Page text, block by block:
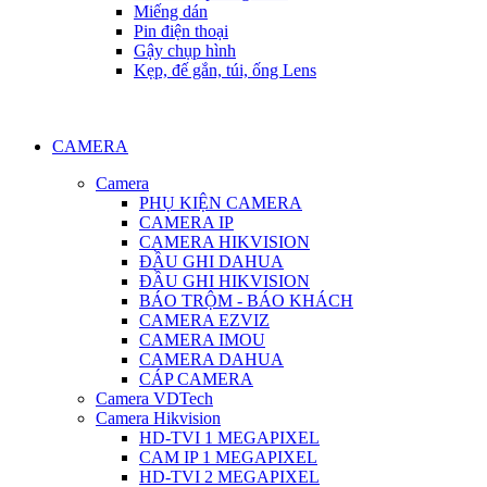
Miếng dán
Pin điện thoại
Gậy chụp hình
Kẹp, đế gắn, túi, ống Lens
CAMERA
Camera
PHỤ KIỆN CAMERA
CAMERA IP
CAMERA HIKVISION
ĐẦU GHI DAHUA
ĐẦU GHI HIKVISION
BÁO TRỘM - BÁO KHÁCH
CAMERA EZVIZ
CAMERA IMOU
CAMERA DAHUA
CÁP CAMERA
Camera VDTech
Camera Hikvision
HD-TVI 1 MEGAPIXEL
CAM IP 1 MEGAPIXEL
HD-TVI 2 MEGAPIXEL